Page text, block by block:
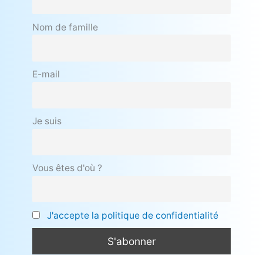
Nom de famille
E-mail
Je suis
Vous êtes d'où ?
J'accepte la politique de confidentialité